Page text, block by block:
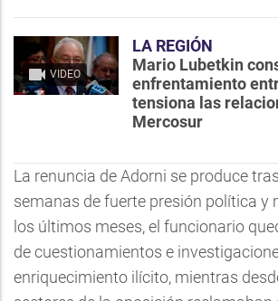
VIDEO
LA REGIÓN
Mario Lubetkin
enfrentamiento
tensiona las
Mercosur
La renuncia de Adorni se produce
semanas de fuerte presión política y
los últimos meses, el funcionario
de cuestionamientos e
enriquecimiento ilícito, mientras